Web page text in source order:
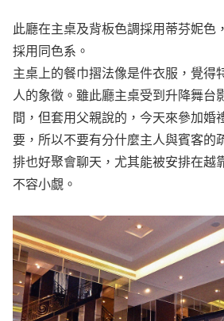
此廳在主桌及背板色調採用蒂芬妮色
採用同色系。
主桌上的餐巾摺法像是件衣服，覺得
人的象徵。雖此廳主桌受到升降舞台
間，但套用父親說的，今天來參加婚
要，所以不要有分什麼主人與賓客的
排也好聚會聊天，尤其能被安排在越
不容小覷。